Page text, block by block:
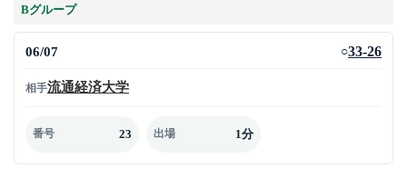
Bグループ
06/07 ○33-26
相手流通経済大学
番号 23 出場 1分